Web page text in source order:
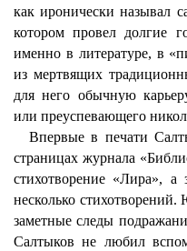
как иронически называл
котором провел долгие
именно в литературе, в
из мертвящих
для него обычную
или преуспевающего
Впервые в печати
страницах журнала
стихотворение «Лира»,
несколько
заметные следы
Салтыков не любил